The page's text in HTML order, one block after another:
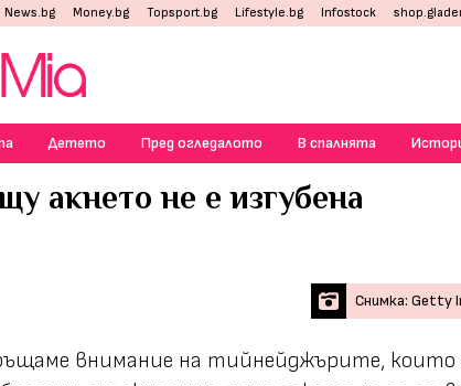
News.bg Money.bg Topsport.bg Lifestyle.bg Infostock
Детето Пред огледалото В спалнята
акнето не е изгубена
Снимка: Getty
внимание на тийнейджърите, които